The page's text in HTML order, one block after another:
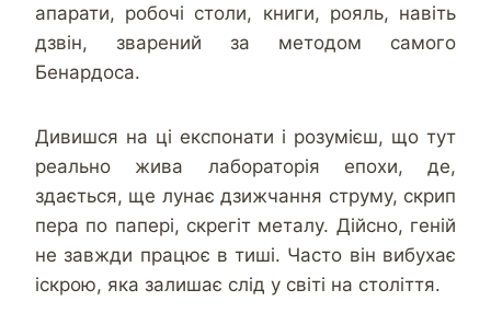
апарати, робочі столи, книги, рояль, навіть
дзвін, зварений за методом самого
Бенардоса.
Дивишся на ці експонати і розумієш, що тут
реально жива лабораторія епохи, де,
здається, ще лунає дзижчання струму, скрип
пера по папері, скрегіт металу. Дійсно, геній
не завжди працює в тиші. Часто він вибухає
іскрою, яка залишає слід у світі на століття.